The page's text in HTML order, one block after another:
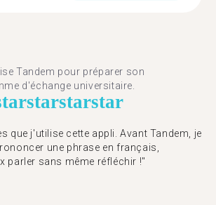
Tandem pour préparer son
d'échange universitaire.
starstarstar
que j'utilise cette appli. Avant Tandem, je
une phrase en français,
parler sans même réfléchir !"